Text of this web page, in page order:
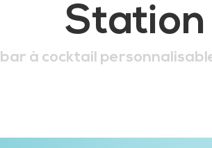
Station
bar à cocktail